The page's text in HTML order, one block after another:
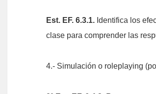
Est. EF. 6.3.1. Identifica los
clase para comprender las
4.- Simulación o roleplaying